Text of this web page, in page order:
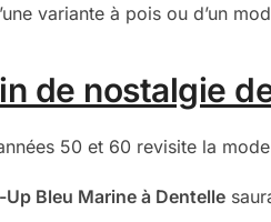
variante à pois ou d’un
de nostalgie
50 et 60 revisite la
Up Bleu Marine à Dentelle